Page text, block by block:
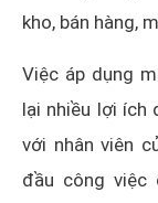
kho, bán hàng,
Việc áp dụng
lại nhiều lợi ích
với nhân viên
đầu công việc